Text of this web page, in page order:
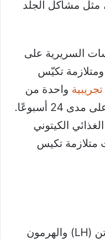
مثل مشاكل الجلد
السريرية على
ومتلازمة تكيّس
واحدة من
عام 2005 خمس نساء على مدى 24 أسبوعًا.
الكيتوني
متلازمة تكيس
نسب الهرمون الملوتن (LH) والهرمون